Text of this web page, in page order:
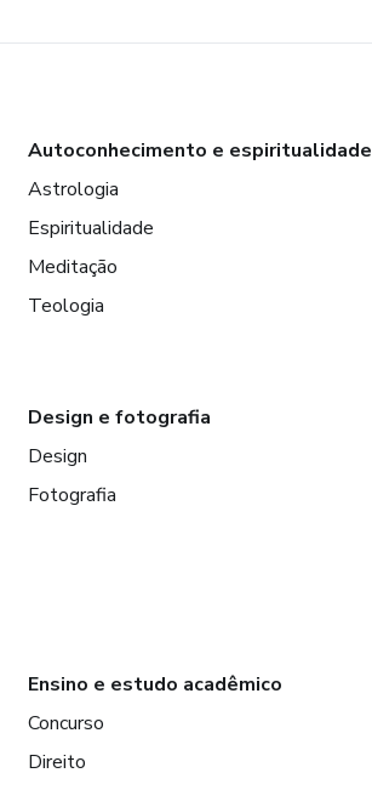
Autoconhecimento e espiritualidade
Astrologia
Espiritualidade
Meditação
Teologia
Design e fotografia
Design
Fotografia
Ensino e estudo acadêmico
Concurso
Direito